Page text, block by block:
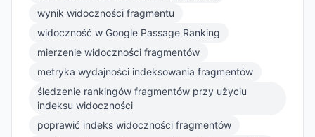
wynik widoczności fragmentu
widoczność w Google Passage Ranking
mierzenie widoczności fragmentów
metryka wydajności indeksowania fragmentów
śledzenie rankingów fragmentów przy użyciu
indeksu widoczności
poprawić indeks widoczności fragmentów